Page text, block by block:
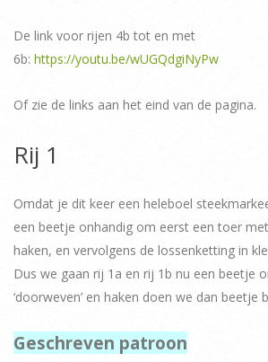
De link voor rijen 4b tot en met
6b: https://youtu.be/wUGQdgiNyPw
Of zie de links aan het eind van de pagina.
Rij 1
Omdat je dit keer een heleboel
een beetje onhandig om eerst een toer
haken, en vervolgens de lossenketting in
Dus we gaan rij 1a en rij 1b nu een beetje
‘doorweven’ en haken doen we dan beetje
Geschreven patroon